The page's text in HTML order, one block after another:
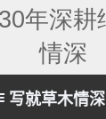
年深
情深
写就草木情深